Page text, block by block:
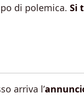
di polemica. Si
arriva l’